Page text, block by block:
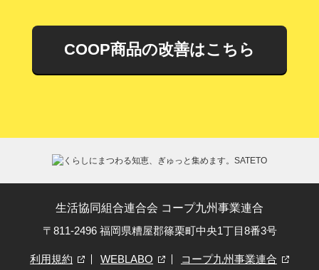
COOP商品の改善はこちら
生活協同組合連合会 コープ九州事業連合
〒811-2496 福岡県糟屋郡篠栗町中央1丁目8番3号
利用規約 WEBLABO コープ九州事業連合